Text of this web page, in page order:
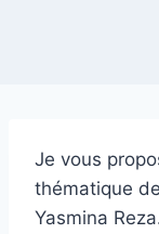
Je vous
thématique
Yasmina